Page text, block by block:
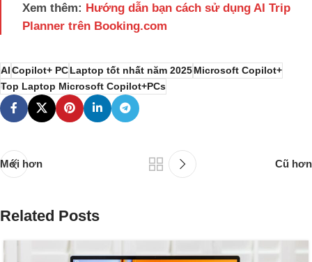
Xem thêm: Hướng dẫn bạn cách sử dụng AI Trip
Planner trên Booking.com
AI Copilot+ PCLaptop tốt nhất năm 2025Microsoft Copilot+
Top Laptop Microsoft Copilot+PCs
Mới hơn Cũ hơn
Related Posts